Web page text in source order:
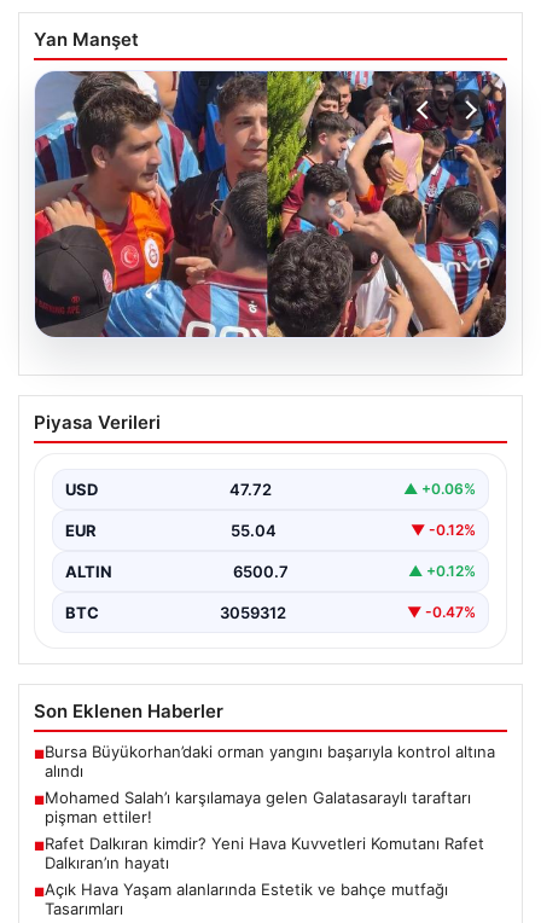
Yan Manşet
Mohamed Salah’ı karşılamaya gelen
Galatasaraylı taraftarı pişman ettiler!
Piyasa Verileri
USD 47.72 ▲ +0.06%
EUR 55.04 ▼ -0.12%
ALTIN 6500.7 ▲ +0.12%
BTC 3059312 ▼ -0.47%
Son Eklenen Haberler
■Bursa Büyükorhan’daki orman yangını başarıyla kontrol altına
alındı
■Mohamed Salah’ı karşılamaya gelen Galatasaraylı taraftarı
pişman ettiler!
■Rafet Dalkıran kimdir? Yeni Hava Kuvvetleri Komutanı Rafet
Dalkıran’ın hayatı
■Açık Hava Yaşam alanlarında Estetik ve bahçe mutfağı
Tasarımları